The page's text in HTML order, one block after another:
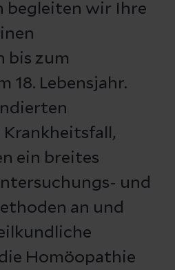
begleiten wir Ihre
bis zum
18. Lebensjahr.
Krankheitsfall,
ein breites
und
an und
Homöopathie